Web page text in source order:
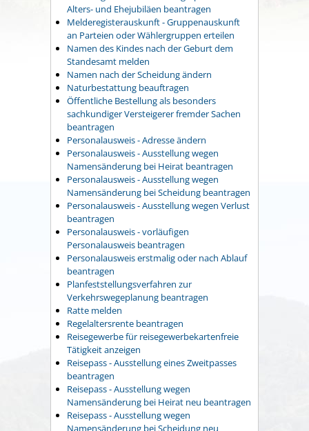
Alters- und Ehejubiläen beantragen
Melderegisterauskunft - Gruppenauskunft
an Parteien oder Wählergruppen erteilen
Namen des Kindes nach der Geburt dem
Standesamt melden
Namen nach der Scheidung ändern
Naturbestattung beauftragen
Öffentliche Bestellung als besonders
sachkundiger Versteigerer fremder Sachen
beantragen
Personalausweis - Adresse ändern
Personalausweis - Ausstellung wegen
Namensänderung bei Heirat beantragen
Personalausweis - Ausstellung wegen
Namensänderung bei Scheidung beantragen
Personalausweis - Ausstellung wegen Verlust
beantragen
Personalausweis - vorläufigen
Personalausweis beantragen
Personalausweis erstmalig oder nach Ablauf
beantragen
Planfeststellungsverfahren zur
Verkehrswegeplanung beantragen
Ratte melden
Regelaltersrente beantragen
Reisegewerbe für reisegewerbekartenfreie
Tätigkeit anzeigen
Reisepass - Ausstellung eines Zweitpasses
beantragen
Reisepass - Ausstellung wegen
Namensänderung bei Heirat neu beantragen
Reisepass - Ausstellung wegen
Namensänderung bei Scheidung neu